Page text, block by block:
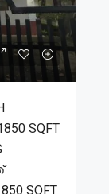
SQFT
SQFT